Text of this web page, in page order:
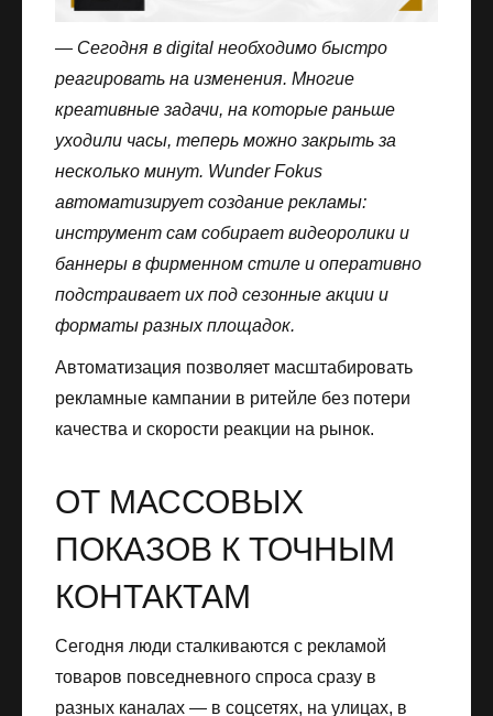
— Сегодня в digital необходимо быстро
реагировать на изменения. Многие
креативные задачи, на которые раньше
уходили часы, теперь можно закрыть за
несколько минут. Wunder Fokus
автоматизирует создание рекламы:
инструмент сам собирает видеоролики и
баннеры в фирменном стиле и оперативно
подстраивает их под сезонные акции и
форматы разных площадок.
Автоматизация позволяет масштабировать
рекламные кампании в ритейле без потери
качества и скорости реакции на рынок.
ОТ МАССОВЫХ
ПОКАЗОВ К ТОЧНЫМ
КОНТАКТАМ
Сегодня люди сталкиваются с рекламой
товаров повседневного спроса сразу в
разных каналах — в соцсетях, на улицах, в